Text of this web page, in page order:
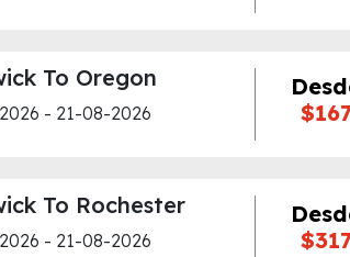
To Oregon
- 21-08-2026
To Rochester
- 21-08-2026